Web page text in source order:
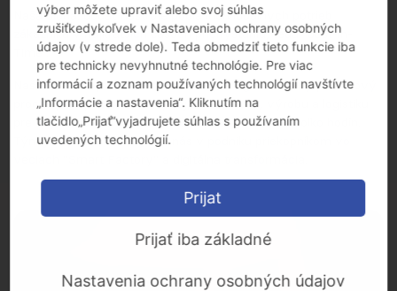
Naša úloha: dodať nástroje podľa individuálnych potrieb
zákazníka v najkratších časoch prichystania, teda "Just-in-
Time".
Naše riešenie: plne automatizovaný a digitalizovaný podnikový
proces pre špecifikáciu, vývoj, konštrukciu, výrobu a logistiku
pre "výrobnú dávku 1" - s dobou priebehu iba niekoľko hodín.
Tým je výroba nástrojov u nás v podniku priekopníkom vo
výber môžete upraviť alebo svoj súhlas
zrušiťkedykoľvek v Nastaveniach ochrany osobných
údajov (v strede dole). Teda obmedziť tieto funkcie iba
pre technicky nevyhnutné technológie. Pre viac
informácií a zoznam používaných technológií navštívte
„Informácie a nastavenia“. Kliknutím na
tlačidlo„Prijať“vyjadrujete súhlas s používaním
uvedených technológií.
Prijat
Prijať iba základné
Nastavenia ochrany osobných údajov